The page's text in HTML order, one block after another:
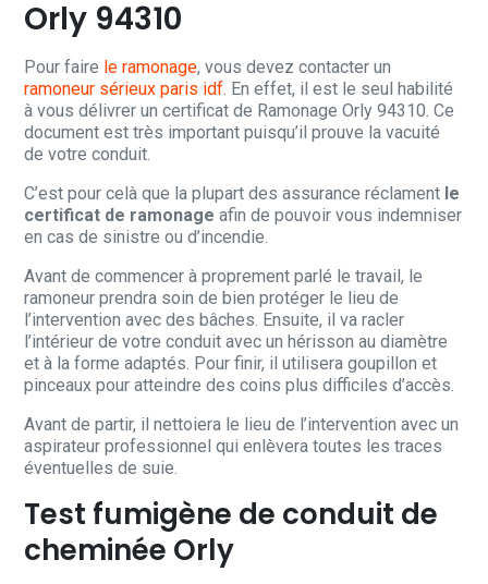
Orly 94310
Pour faire le ramonage, vous devez contacter un
ramoneur sérieux paris idf. En effet, il est le seul habilité
à vous délivrer un certificat de Ramonage Orly 94310. Ce
document est très important puisqu’il prouve la vacuité
de votre conduit.
C’est pour celà que la plupart des assurance réclament le
certificat de ramonage afin de pouvoir vous indemniser
en cas de sinistre ou d’incendie.
Avant de commencer à proprement parlé le travail, le
ramoneur prendra soin de bien protéger le lieu de
l’intervention avec des bâches. Ensuite, il va racler
l’intérieur de votre conduit avec un hérisson au diamètre
et à la forme adaptés. Pour finir, il utilisera goupillon et
pinceaux pour atteindre des coins plus difficiles d’accès.
Avant de partir, il nettoiera le lieu de l’intervention avec un
aspirateur professionnel qui enlèvera toutes les traces
éventuelles de suie.
Test fumigène de conduit de
cheminée Orly